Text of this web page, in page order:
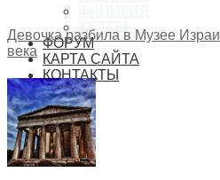
ХЕТТЫ
ФОРУМ
КАРТА САЙТА
КОНТАКТЫ
Девочка разбила в Музее
века